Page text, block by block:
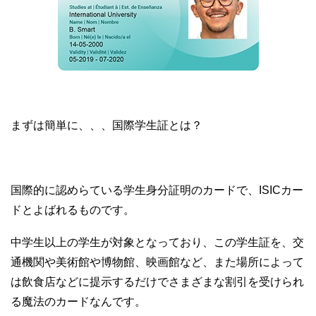
まずは簡単に、、、国際学生証とは？
国際的に認めらている学生身分証明のカードで、ISICカー
ドとよばれるものです。
中学生以上の学生が対象となっており、この学生証を、交
通機関や美術館や博物館、映画館など、また場所によって
は飲食店などに提示するだけでさまざまな割引を受けられ
る魔法のカードなんです。